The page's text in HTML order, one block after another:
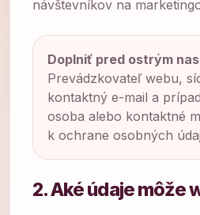
návštevníkov na
Doplniť pred ostrým
Prevádzkovateľ webu,
kontaktný e-mail a
osoba alebo kontaktné
k ochrane osobných
2. Aké údaje môže